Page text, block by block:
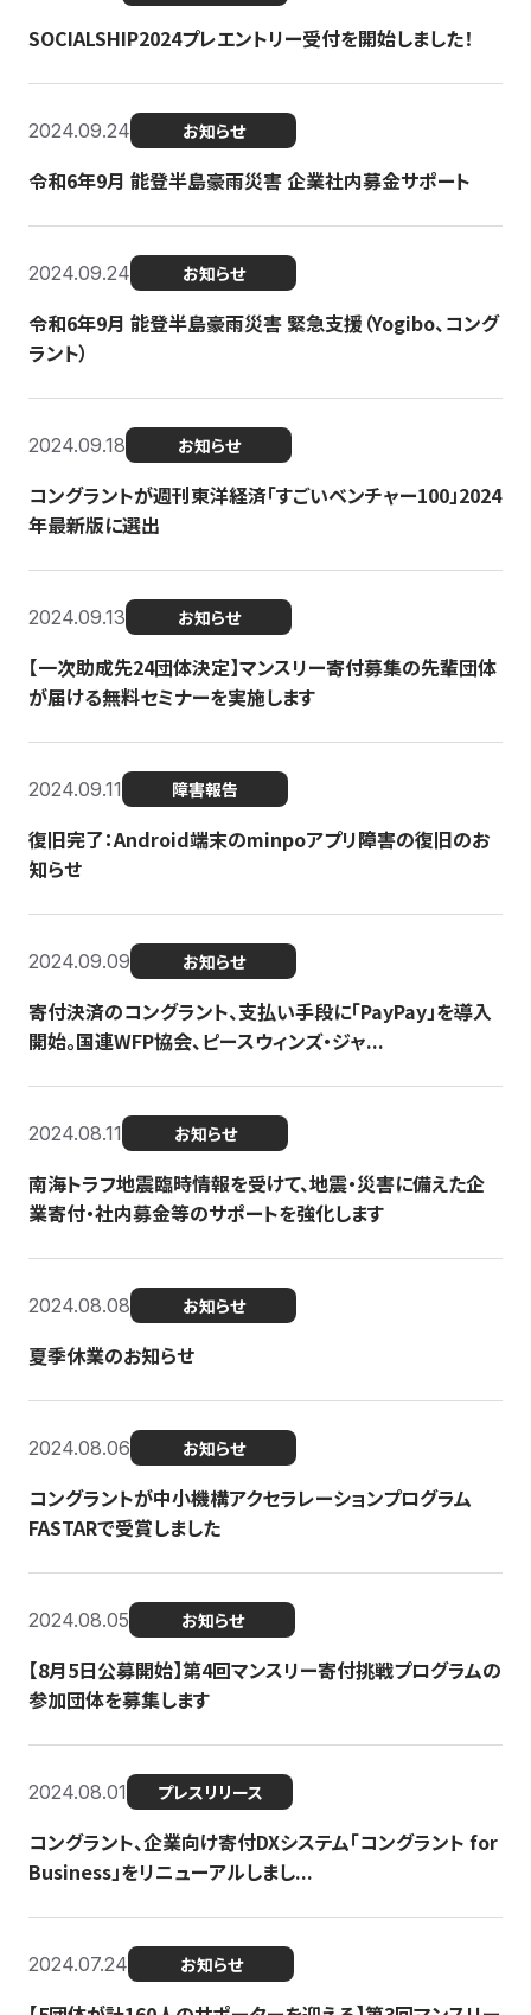
SOCIALSHIP2024プレエントリー受付を開始しました！
2024.09.24 お知らせ
令和6年9月 能登半島豪雨災害 企業社内募金サポート
2024.09.24 お知らせ
令和6年9月 能登半島豪雨災害 緊急支援（Yogibo、コング
ラント）
2024.09.18 お知らせ
コングラントが週刊東洋経済「すごいベンチャー100」2024
年最新版に選出
2024.09.13 お知らせ
【一次助成先24団体決定】マンスリー寄付募集の先輩団体
が届ける無料セミナーを実施します
2024.09.11 障害報告
復旧完了：Android端末のminpoアプリ障害の復旧のお
知らせ
2024.09.09 お知らせ
寄付決済のコングラント、支払い手段に「PayPay」を導入
開始。国連WFP協会、ピースウィンズ・ジャ...
2024.08.11 お知らせ
南海トラフ地震臨時情報を受けて、地震・災害に備えた企
業寄付・社内募金等のサポートを強化します
2024.08.08 お知らせ
夏季休業のお知らせ
2024.08.06 お知らせ
コングラントが中小機構アクセラレーションプログラム
FASTARで受賞しました
2024.08.05 お知らせ
【8月5日公募開始】第4回マンスリー寄付挑戦プログラムの
参加団体を募集します
2024.08.01 プレスリリース
コングラント、企業向け寄付DXシステム「コングラント for
Business」をリニューアルしまし...
2024.07.24 お知らせ